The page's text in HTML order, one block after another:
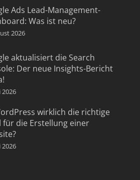
Ads Lead-Management-
Was ist neu?
2026
aktualisiert die Search
Der neue Insights-Bericht
2026
wirklich die richtige
für die Erstellung einer
2026